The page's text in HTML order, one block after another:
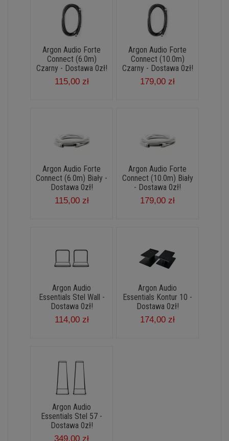
Argon Audio Forte
Connect (6.0m)
Czarny - Dostawa 0zł!
115,00 zł
Argon Audio Forte
Connect (10.0m)
Czarny - Dostawa 0zł!
179,00 zł
Argon Audio Forte
Connect (6.0m) Biały -
Dostawa 0zł!
115,00 zł
Argon Audio Forte
Connect (10.0m) Biały
- Dostawa 0zł!
179,00 zł
Argon Audio
Essentials Stel Wall -
Dostawa 0zł!
114,00 zł
Argon Audio
Essentials Kontur 10 -
Dostawa 0zł!
174,00 zł
Argon Audio
Essentials Stel 57 -
Dostawa 0zł!
349,00 zł